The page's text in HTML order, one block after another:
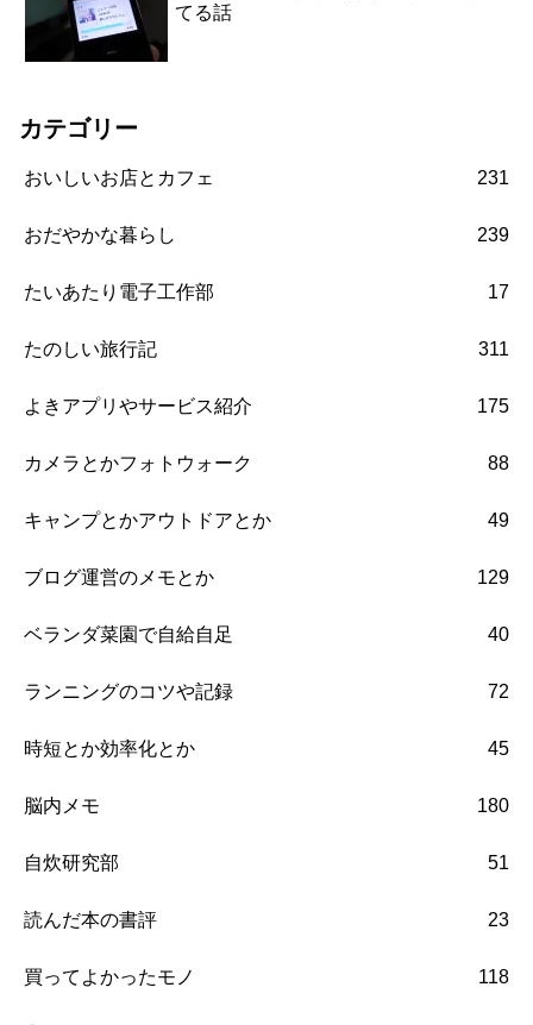
てる話
カテゴリー
おいしいお店とカフェ 231
おだやかな暮らし 239
たいあたり電子工作部 17
たのしい旅行記 311
よきアプリやサービス紹介 175
カメラとかフォトウォーク 88
キャンプとかアウトドアとか 49
ブログ運営のメモとか 129
ベランダ菜園で自給自足 40
ランニングのコツや記録 72
時短とか効率化とか 45
脳内メモ 180
自炊研究部 51
読んだ本の書評 23
買ってよかったモノ 118